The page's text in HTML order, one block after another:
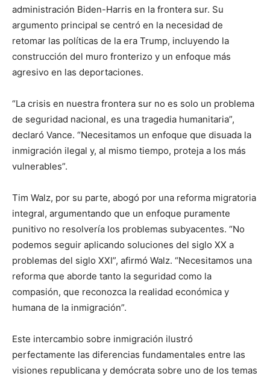
administración Biden-Harris en la frontera sur. Su
argumento principal se centró en la necesidad de
retomar las políticas de la era Trump, incluyendo la
construcción del muro fronterizo y un enfoque más
agresivo en las deportaciones.
“La crisis en nuestra frontera sur no es solo un problema
de seguridad nacional, es una tragedia humanitaria”,
declaró Vance. “Necesitamos un enfoque que disuada la
inmigración ilegal y, al mismo tiempo, proteja a los más
vulnerables”.
Tim Walz, por su parte, abogó por una reforma migratoria
integral, argumentando que un enfoque puramente
punitivo no resolvería los problemas subyacentes. “No
podemos seguir aplicando soluciones del siglo XX a
problemas del siglo XXI”, afirmó Walz. “Necesitamos una
reforma que aborde tanto la seguridad como la
compasión, que reconozca la realidad económica y
humana de la inmigración”.
Este intercambio sobre inmigración ilustró
perfectamente las diferencias fundamentales entre las
visiones republicana y demócrata sobre uno de los temas